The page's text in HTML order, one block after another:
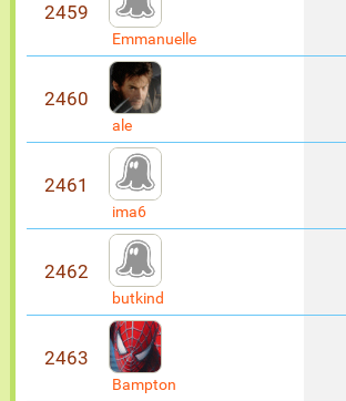
2459
Emmanuelle
2460
ale
2461
ima6
2462
butkind
2463
Bampton